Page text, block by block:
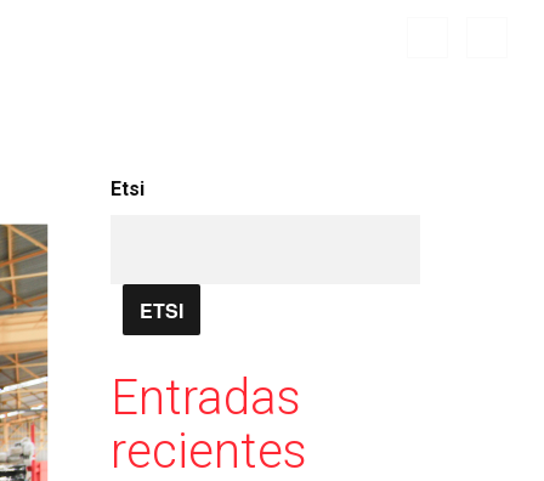
Etsi
ETSI
Entradas
recientes